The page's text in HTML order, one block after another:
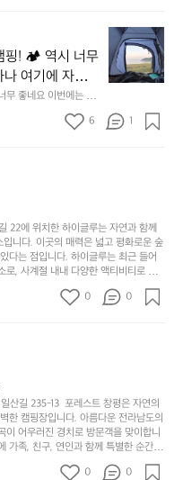
구
나
잠
에
기
까
이
걸
리
는
순
다.
그
럴
때
는
지
의
초
기
품
갑’입
니
다.
일
상
에
고
다
니
고
싶
용
할
수
있
록.
분
하
고,
단
순
하
하
지
않
은
디
핑! 🏕 역시 너무
여기에 자리를
서해치고 물도
넘 짧게 느껴지
네에서 관리) .수
음식점  항구에
ㅎ 아이들 엄청
까지 물놀이 3
좋네요 이번에는 솔
원하고 경치도 좋네요
넘 짧게 느껴지네요  .
들 엄청 좋아하네요 점
요 ⛱️
년
만
에
문
포
리
해
변
캠
핑!
무
좋
네
요
이
6 1
22에 위치한 하이글루는 자연과 함께
니다. 이곳의 매력은 넓고 평화로운 숲
다는 점입니다. 하이글루는 최근 들어
로, 사계절 내내 다양한 액티비티로 방
인 글램핑 텐트는 고객들에게 아늑한 잠
에서는 자연의 소리를 들으며, 내부에
글루 인근에는 다양한 트레킹 코스와
게 더욱 참조할 만한 장소가 됩니다.
기며 행복한 캠핑 경험을 쌓으실 수 있
뜻한 햇살과 함께하는 아침, 상징적인
밤하늘 아래에서 별을 바라보며 나누는
들어 줄 것입니다.  인기 정도: ★★★★
0 0
산길 235-13  포레스트 창평은 자연의
한 캠핑장입니다. 아름다운 전라남도의
어우러진 경치로 방문객을 맞이합니
가족, 친구, 연인과 함께 특별한 순간을
평은 주말마다 직접 재배한 신선한 농
는 자연의 맛을 경험할 수 있습니다. 또
0 0